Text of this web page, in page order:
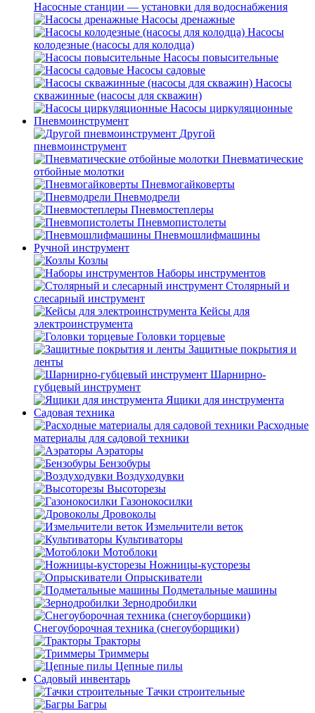
Насосные станции — установки для водоснабжения
Насосы дренажные
Насосы
колодезные (насосы для колодца)
Насосы повысительные
Насосы садовые
Насосы
скважинные (насосы для скважин)
Насосы циркуляционные
Пневмоинструмент
Другой
пневмоинструмент
Пневматические
отбойные молотки
Пневмогайковерты
Пневмодрели
Пневмостеплеры
Пневмопистолеты
Пневмошлифмашины
Ручной инструмент
Козлы
Наборы инструментов
Столярный и
слесарный инструмент
Кейсы для
электроинструмента
Головки торцевые
Защитные покрытия и
ленты
Шарнирно-
губцевый инструмент
Ящики для инструмента
Садовая техника
Расходные
материалы для садовой техники
Аэраторы
Бензобуры
Воздуходувки
Высоторезы
Газонокосилки
Дровоколы
Измельчители веток
Культиваторы
Мотоблоки
Ножницы-кусторезы
Опрыскиватели
Подметальные машины
Зернодробилки
Снегоуборочная техника (снегоуборщики)
Тракторы
Триммеры
Цепные пилы
Садовый инвентарь
Тачки строительные
Багры